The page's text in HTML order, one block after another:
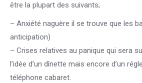
être la plupart des suivants;
– Anxiété naguère il se trouve que les
anticipation)
– Crises relatives au panique qui sera
l’idée d’un dînette mais encore d’un
téléphone cabaret.